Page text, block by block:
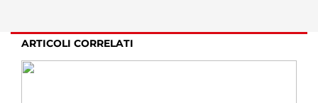
ARTICOLI CORRELATI